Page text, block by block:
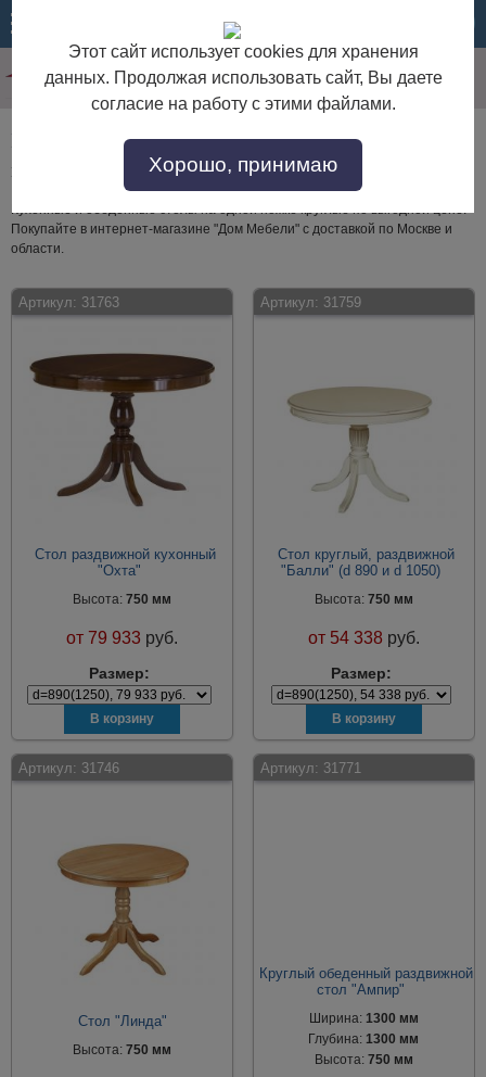
Кухонные и обеденные столы на одной ножке
круглые
Кухонные и обеденные столы на одной ножке круглые по выгодной цене.
Покупайте в интернет-магазине "Дом Мебели" с доставкой по Москве и
области.
Артикул: 31763
Стол раздвижной кухонный
"Охта"
Высота:750 мм
от 79 933 руб.
Размер:
Артикул: 31759
Стол круглый, раздвижной
"Балли" (d 890 и d 1050)
Высота: 750 мм
от54 338 руб.
Размер:
Артикул: 31746
Стол "Линда"
Высота:750 мм
Артикул: 31771
Круглый обеденный раздвижной
стол "Ампир"
Ширина: 1300 мм
Глубина:1300 мм
Высота: 750 мм
Этот сайт использует cookies для хранения
данных. Продолжая использовать сайт, Вы даете
согласие на работу с этими файлами.
Хорошо, принимаю